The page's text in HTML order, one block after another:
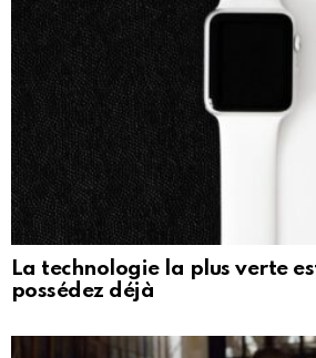
La technologie la plus verte
possédez déjà